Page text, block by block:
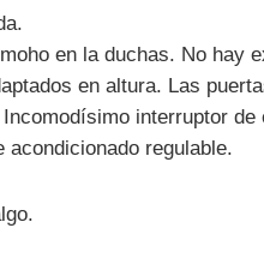
en la duchas. No hay
en altura. Las
interruptor
regulable.